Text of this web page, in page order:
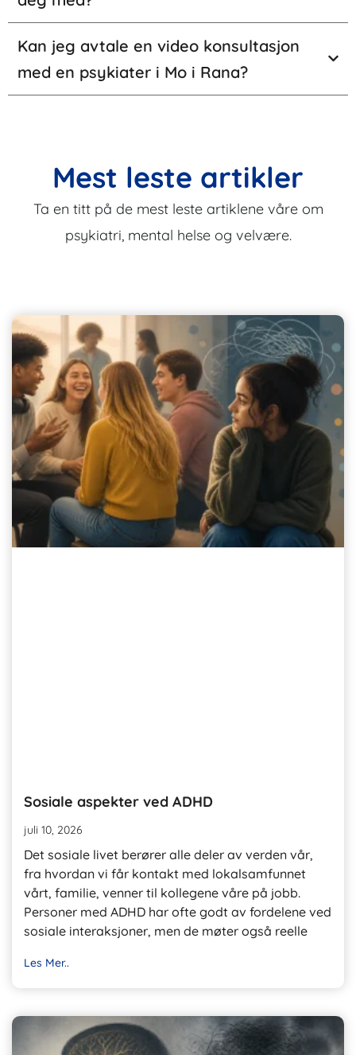
Kan jeg avtale en video konsultasjon
med en psykiater i Mo i Rana?
Mest leste artikler
Ta en titt på de mest leste artiklene våre om
psykiatri, mental helse og velvære.
Sosiale aspekter ved ADHD
juli 10, 2026
Det sosiale livet berører alle deler av verden vår,
fra hvordan vi får kontakt med lokalsamfunnet
vårt, familie, venner til kollegene våre på jobb.
Personer med ADHD har ofte godt av fordelene ved
sosiale interaksjoner, men de møter også reelle
Les Mer..